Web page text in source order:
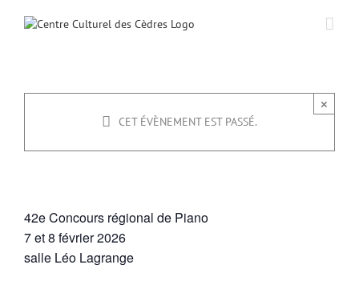
×
CET ÉVÈNEMENT EST PASSÉ.
42e Concours régional de Piano
7 et 8 février 2026
salle Léo Lagrange